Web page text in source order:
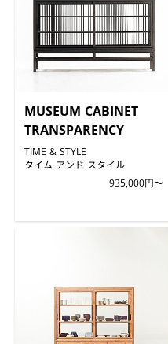
MUSEUM CABINET
TRANSPARENCY
TIME & STYLE
タイム アンド スタイル
935,000円〜